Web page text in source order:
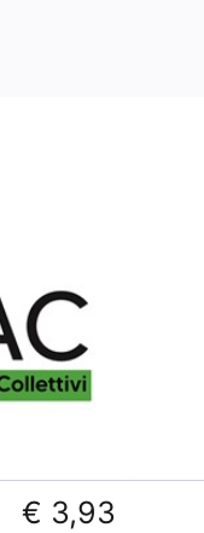
€ 3,93